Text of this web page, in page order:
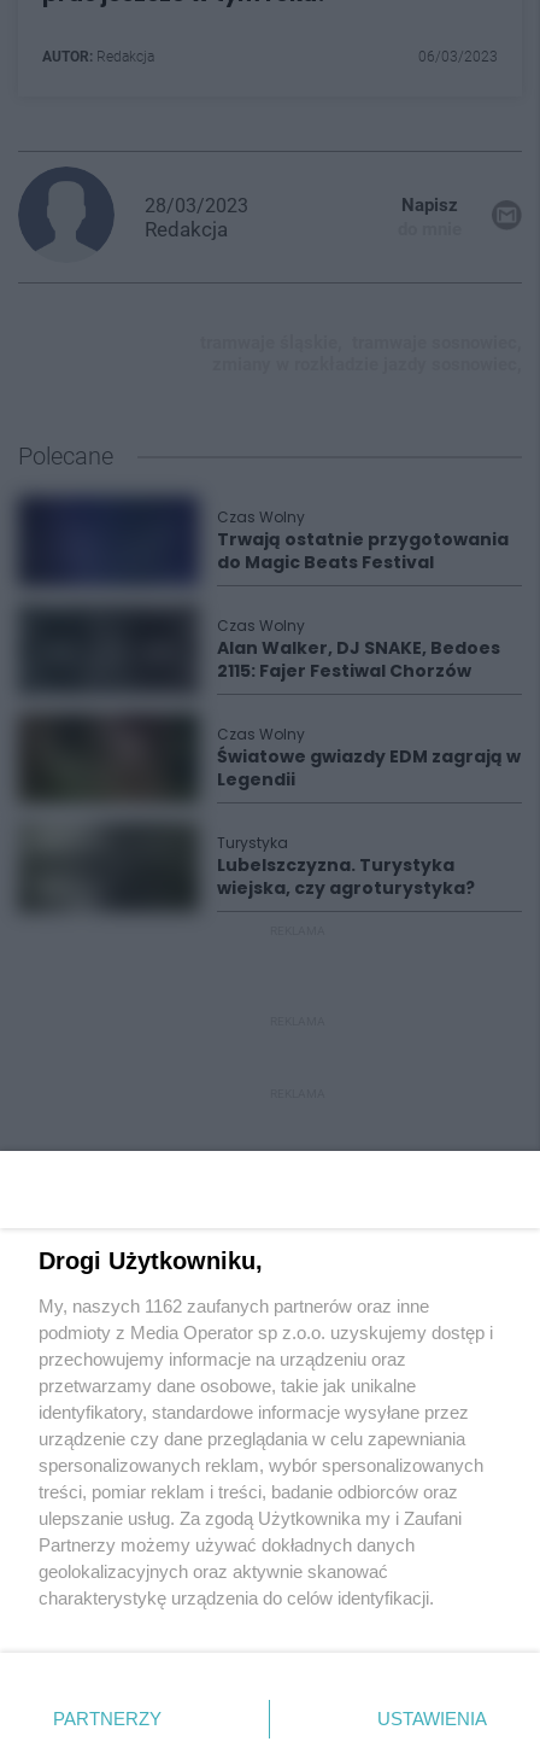
AUTOR: Redakcja 06/03/2023
28/03/2023
Redakcja
Napisz
Polecane
Czas Wolny
Trwają ostatnie przygotowania
do Magic Beats Festival
Czas Wolny
Alan Walker, DJ SNAKE, Bedoes
2115: Fajer Festiwal Chorzów
Czas Wolny
Światowe gwiazdy EDM zagrają w
Legendii
Turystyka
Lubelszczyzna. Turystyka
wiejska, czy agroturystyka?
Wydawca mediówlokalnych
Nie zapomnij
zapoznać się z:
polityką prywatności
Twojemiasto
Piekary Śląskie
Chorzów
Tarnowskie Góry
Gliwice
Skontakuj sięz nami
Kontakt
Redakcja
Newsletter
Drogi Użytkowniku,
My, naszych 1162 zaufanych partnerów oraz inne
podmioty z Media Operator sp z.o.o. uzyskujemy dostęp i
przechowujemy informacje na urządzeniu oraz
przetwarzamy dane osobowe, takie jak unikalne
identyfikatory, standardowe informacje wysyłane przez
urządzenie czy dane przeglądania w celu zapewniania
spersonalizowanych reklam, wybór spersonalizowanych
treści, pomiar reklam i treści, badanie odbiorców oraz
ulepszanie usług. Za zgodą Użytkownika my i Zaufani
Partnerzy możemy używać dokładnych danych
geolokalizacyjnych oraz aktywnie skanować
charakterystykę urządzenia do celów identyfikacji.
zmienić/wycofać klikając przycisk ustawień prywatności
znajdujący się w lewym dolnym rogu strony
PARTNERZY USTAWIENIA